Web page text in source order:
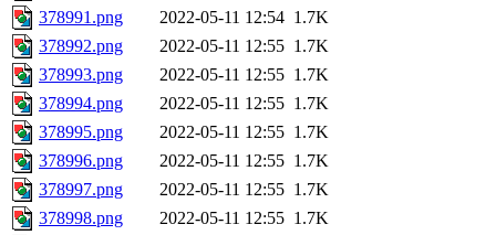
378991.png
2022-05-11 12:54 1.7K
378992.png
2022-05-11 12:55 1.7K
378993.png
2022-05-11 12:55 1.7K
378994.png
2022-05-11 12:55 1.7K
378995.png
2022-05-11 12:55 1.7K
378996.png
2022-05-11 12:55 1.7K
378997.png
2022-05-11 12:55 1.7K
378998.png
2022-05-11 12:55 1.7K